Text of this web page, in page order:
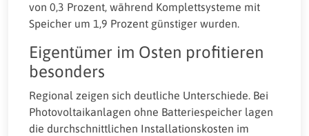
von 0,3 Prozent, während Komplettsysteme mit
Speicher um 1,9 Prozent günstiger wurden.
Eigentümer im Osten profitieren
besonders
Regional zeigen sich deutliche Unterschiede. Bei
Photovoltaikanlagen ohne Batteriespeicher lagen
die durchschnittlichen Installationskosten im